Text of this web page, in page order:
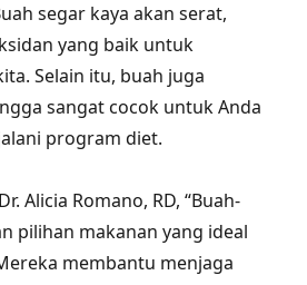
segar kaya akan serat,
yang baik untuk
Selain itu, buah juga
sangat cocok untuk Anda
program diet.
Alicia Romano, RD, “Buah-
pilihan makanan yang ideal
membantu menjaga